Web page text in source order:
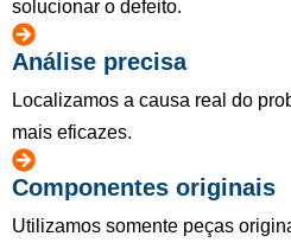
solucionar o defeito.
Análise precisa
Localizamos a causa real do
mais eficazes.
Componentes originais
Utilizamos somente peças